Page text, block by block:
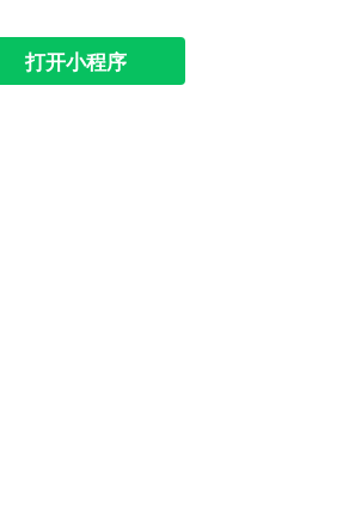
打开小程序